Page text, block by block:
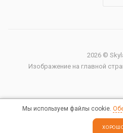
2026 ©
Изображение на главной
Правовая
Мы используем файлы cookie.